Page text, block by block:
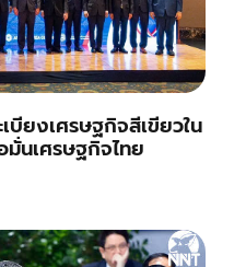
บียงเศรษฐกิจสีเขียวใน
นเศรษฐกิจไทย